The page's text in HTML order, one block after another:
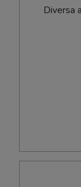
D​i​v​e​r​s​a​